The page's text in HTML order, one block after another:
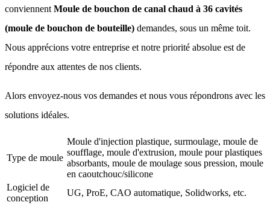
conviennent Moule de bouchon de canal chaud à 36 cavités
(moule de bouchon de bouteille) demandes, sous un même toit.
Nous apprécions votre entreprise et notre priorité absolue est de
répondre aux attentes de nos clients.
Alors envoyez-nous vos demandes et nous vous répondrons avec les
solutions idéales.
Type de moule
Moule d'injection plastique, surmoulage, moule de
soufflage, moule d'extrusion, moule pour plastiques
absorbants, moule de moulage sous pression, moule
en caoutchouc/silicone
Logiciel de
conception
UG, ProE, CAO automatique, Solidworks, etc.